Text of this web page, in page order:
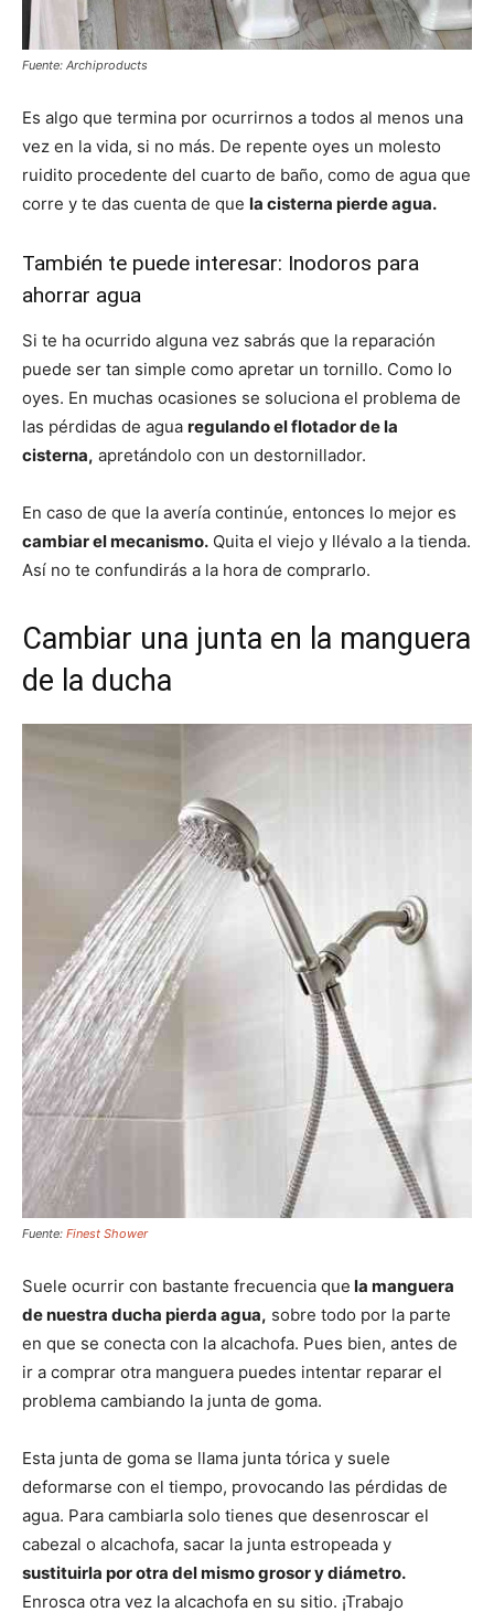
Fuente: Archiproducts
Es algo que termina por ocurrirnos a todos al menos una
vez en la vida, si no más. De repente oyes un molesto
ruidito procedente del cuarto de baño, como de agua que
corre y te das cuenta de que la cisterna pierde agua.
También te puede interesar: Inodoros para
ahorrar agua
Si te ha ocurrido alguna vez sabrás que la reparación
puede ser tan simple como apretar un tornillo. Como lo
oyes. En muchas ocasiones se soluciona el problema de
las pérdidas de agua regulando el flotador de la
cisterna, apretándolo con un destornillador.
En caso de que la avería continúe, entonces lo mejor es
cambiar el mecanismo. Quita el viejo y llévalo a la tienda.
Así no te confundirás a la hora de comprarlo.
Cambiar una junta en la manguera
de la ducha
Fuente: Finest Shower
Suele ocurrir con bastante frecuencia que la manguera
de nuestra ducha pierda agua, sobre todo por la parte
en que se conecta con la alcachofa. Pues bien, antes de
ir a comprar otra manguera puedes intentar reparar el
problema cambiando la junta de goma.
Esta junta de goma se llama junta tórica y suele
deformarse con el tiempo, provocando las pérdidas de
agua. Para cambiarla solo tienes que desenroscar el
cabezal o alcachofa, sacar la junta estropeada y
sustituirla por otra del mismo grosor y diámetro.
Enrosca otra vez la alcachofa en su sitio. ¡Trabajo